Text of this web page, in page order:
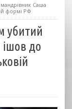
Саша
формі РФ
убитий
ішов до